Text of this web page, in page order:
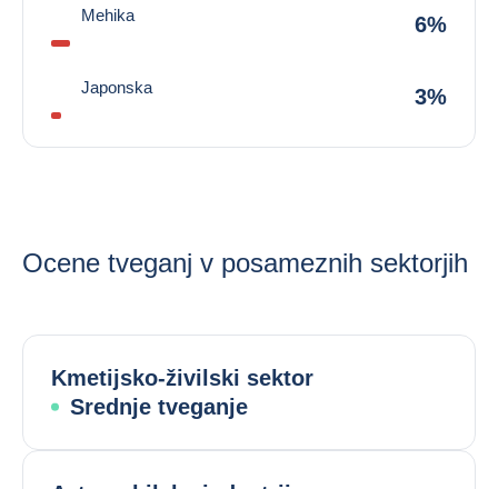
Mehika 6%
Japonska 3%
Ocene tveganj v posameznih sektorjih
Kmetijsko-živilski sektor
Srednje tveganje